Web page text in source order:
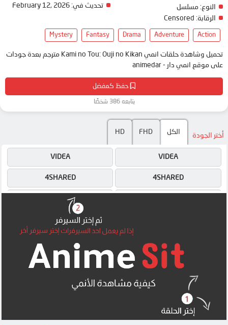
حفظ كمفضل
يتابعه 386 شخصًا
النوع: مسلسل
الرقابة:
تحديث في: February 12, 2026
Action
Adventure
Drama
Fantasy
Mystery
تحميل وشاهدة حلقات انمي Kami no Tou: Ouji no Kikan مترجم بعدة جودات
على موقع انمي دار - animedar
أختر الجودة الكل FHD
HD
VIDEA
VIDEA
4SHARED
MEGA
4SHARED